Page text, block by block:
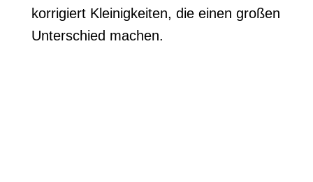
korrigiert Kleinigkeiten, die einen großen
Unterschied machen.